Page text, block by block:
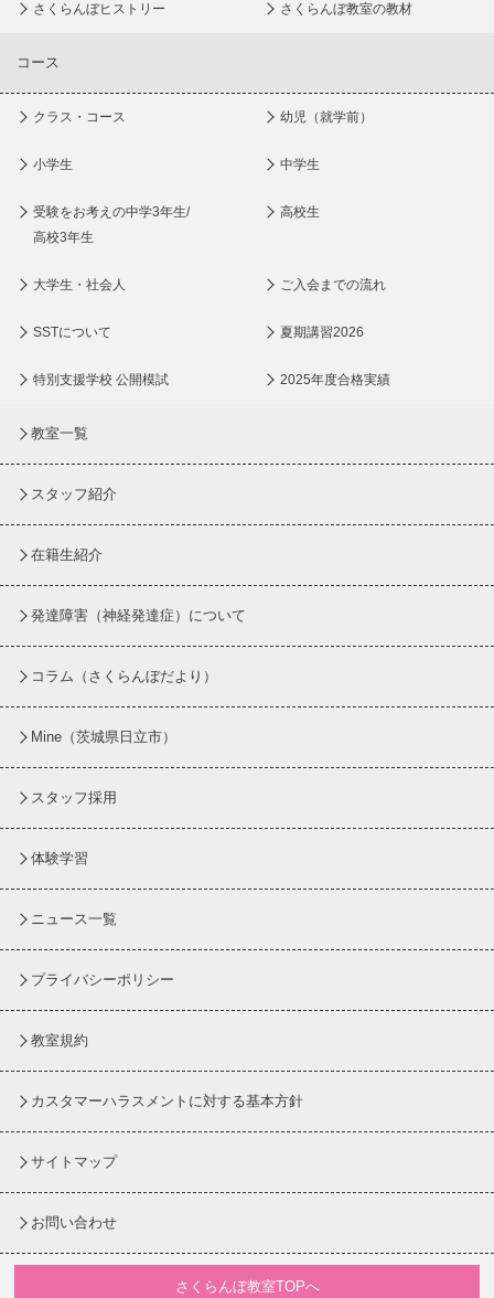
さくらんぼヒストリー さくらんぼ教室の教材
コース
クラス・コース 幼児（就学前）
小学生 中学生
受験をお考えの中学3年生/
高校3年生
高校生
大学生・社会人 ご入会までの流れ
SSTについて 夏期講習2026
特別支援学校 公開模試 2025年度合格実績
教室一覧
スタッフ紹介
在籍生紹介
発達障害（神経発達症）について
コラム （さくらんぼだより）
Mine（茨城県日立市）
スタッフ採用
体験学習
ニュース一覧
プライバシーポリシー
教室規約
カスタマーハラスメントに対する基本方針
サイトマップ
お問い合わせ
さくらんぼ教室TOPへ